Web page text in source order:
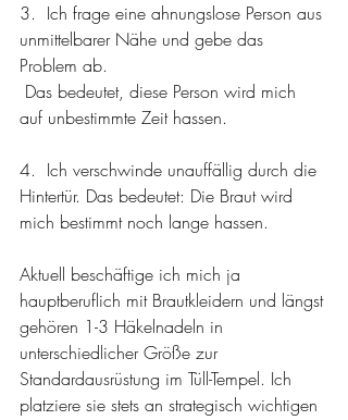
3.  Ich frage eine ahnungslose Person aus
unmittelbarer Nähe und gebe das
Problem ab.
auf unbestimmte Zeit hassen.
4.  Ich verschwinde unauffällig durch die
Hintertür. Das bedeutet: Die Braut wird
mich bestimmt noch lange hassen.
Aktuell beschäftige ich mich ja
hauptberuflich mit Brautkleidern und längst
gehören 1-3 Häkelnadeln in
unterschiedlicher Größe zur
Standardausrüstung im Tüll-Tempel. Ich
platziere sie stets an strategisch wichtigen